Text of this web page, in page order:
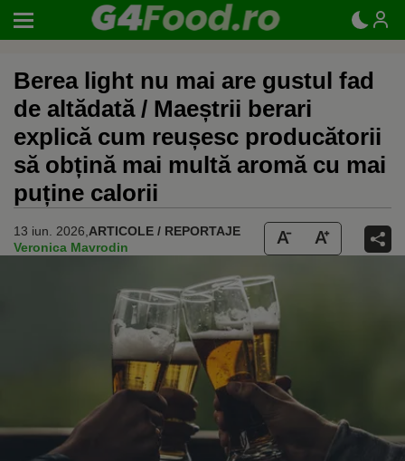
Berea light nu mai are gustul fad
de altădată / Maeștrii berari
explică cum reușesc producătorii
să obțină mai multă aromă cu mai
puține calorii
13 iun. 2026, ARTICOLE / REPORTAJE
Veronica Mavrodin